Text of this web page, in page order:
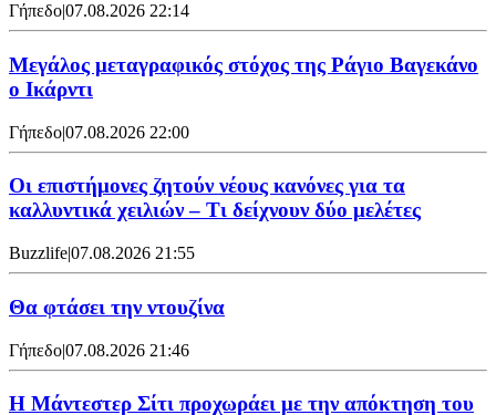
Γήπεδο|07.08.2026 22:14
Μεγάλος μεταγραφικός στόχος της Ράγιο Βαγεκάνο
ο Ικάρντι
Γήπεδο|07.08.2026 22:00
Οι επιστήμονες ζητούν νέους κανόνες για τα
καλλυντικά χειλιών – Τι δείχνουν δύο μελέτες
Buzzlife|07.08.2026 21:55
Θα φτάσει την ντουζίνα
Γήπεδο|07.08.2026 21:46
Η Μάντεστερ Σίτι προχωράει με την απόκτηση του